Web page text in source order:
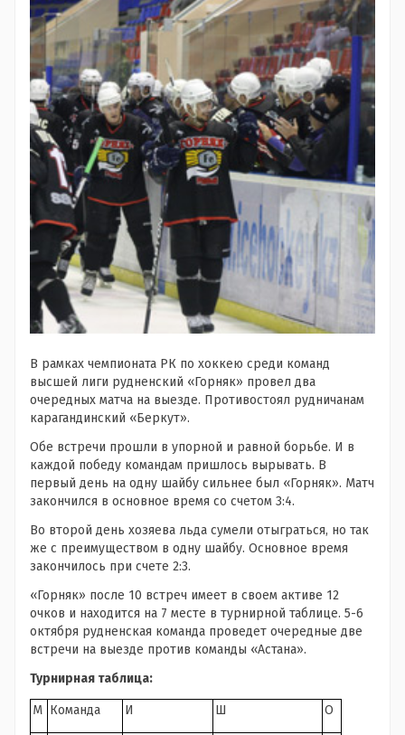
В рамках чемпионата РК по хоккею среди команд
высшей лиги рудненский «Горняк» провел два
очередных матча на выезде. Противостоял рудничанам
карагандинский «Беркут».
Обе встречи прошли в упорной и равной борьбе. И в
каждой победу командам пришлось вырывать. В
первый день на одну шайбу сильнее был «Горняк». Матч
закончился в основное время со счетом 3:4.
Во второй день хозяева льда сумели отыграться, но так
же с преимуществом в одну шайбу. Основное время
закончилось при счете 2:3.
«Горняк» после 10 встреч имеет в своем активе 12
очков и находится на 7 месте в турнирной таблице. 5-6
октября рудненская команда проведет очередные две
встречи на выезде против команды «Астана».
Турнирная таблица:
М Команда И Ш О